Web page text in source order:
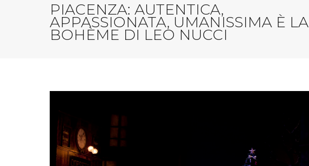
PIACENZA: AUTENTICA,
APPASSIONATA, UMANISSIMA È LA
BOHÈME DI LEO NUCCI